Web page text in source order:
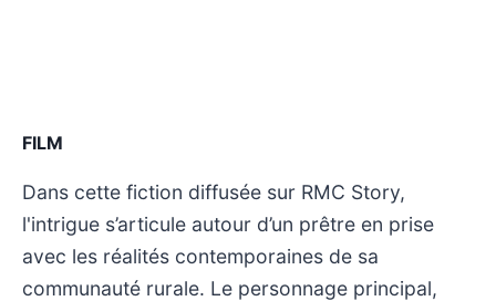
FILM
Dans cette fiction diffusée sur RMC Story,
l'intrigue s’articule autour d’un prêtre en prise
avec les réalités contemporaines de sa
communauté rurale. Le personnage principal,